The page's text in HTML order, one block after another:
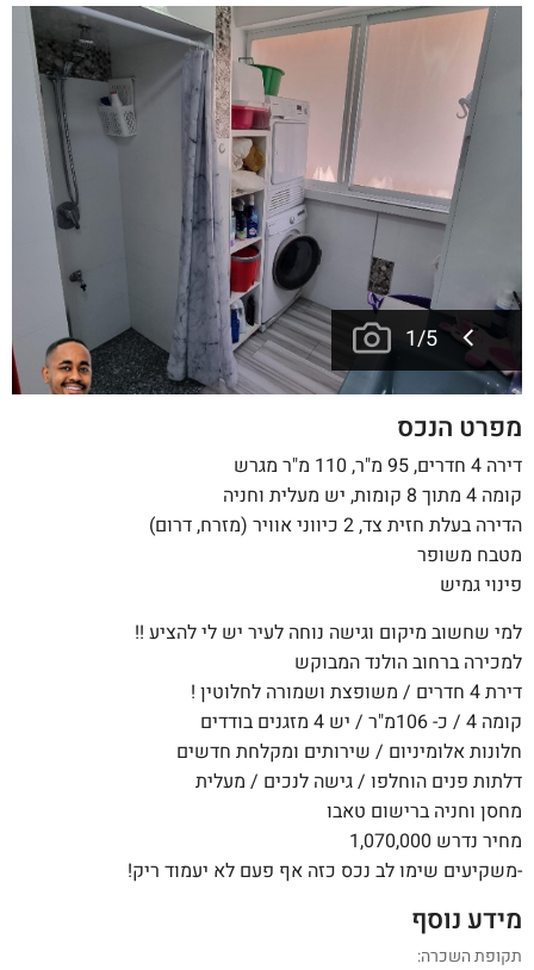
1/5
מפרט הנכס
דירה 4 חדרים, 95 מ"ר, 110 מ"ר מגרש
קומה 4 מתוך 8 קומות, יש מעלית וחניה
הדירה בעלת חזית צד, 2 כיווני אוויר (מזרח, דרום)
מטבח משופר
פינוי גמיש
למי שחשוב מיקום וגישה נוחה לעיר יש לי להציע !!
למכירה ברחוב הולנד המבוקש
דירת 4 חדרים / משופצת ושמורה לחלוטין !
קומה 4 / כ- 106מ"ר / יש 4 מזגנים בודדים
חלונות אלומיניום / שירותים ומקלחת חדשים
דלתות פנים הוחלפו / גישה לנכים / מעלית
מחסן וחניה ברישום טאבו
מחיר נדרש 1,070,000
-משקיעים שימו לב נכס כזה אף פעם לא יעמוד ריק!
מידע נוסף
תקופת השכרה: